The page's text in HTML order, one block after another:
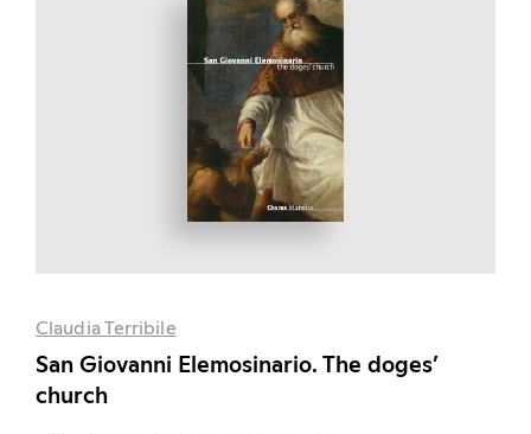
Claudia Terribile
San Giovanni Elemosinario. The doges’
church